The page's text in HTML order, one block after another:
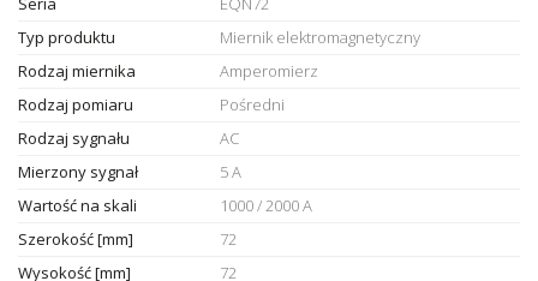
Typ produktu
Miernik elektromagnetyczny
Rodzaj miernika
Amperomierz
Rodzaj pomiaru
Pośredni
Rodzaj sygnału
AC
Mierzony sygnał
5 A
Wartość na skali
1000 / 2000 A
Szerokość [mm]
72
Wysokość [mm]
72